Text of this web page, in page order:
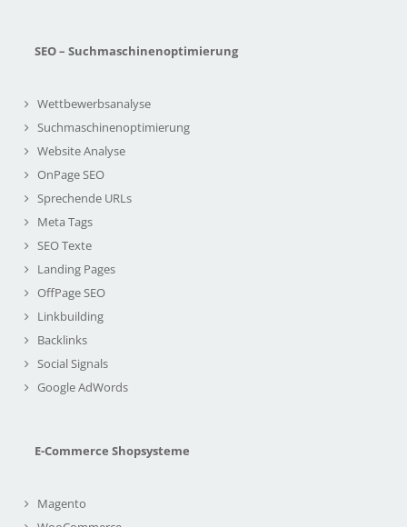
SEO – Suchmaschinenoptimierung
Wettbewerbsanalyse
Suchmaschinenoptimierung
Website Analyse
OnPage SEO
Sprechende URLs
Meta Tags
SEO Texte
Landing Pages
OffPage SEO
Linkbuilding
Backlinks
Social Signals
Google AdWords
E-Commerce Shopsysteme
Magento